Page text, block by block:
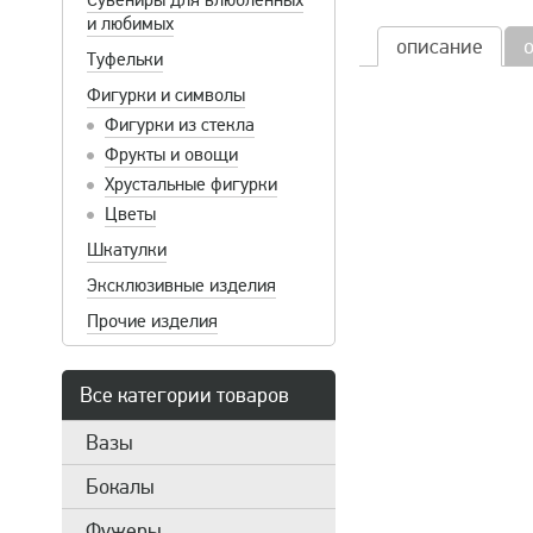
и любимых
Туфельки
Фигурки и символы
Фигурки из стекла
Фрукты и овощи
Хрустальные фигурки
Цветы
Шкатулки
Эксклюзивные изделия
Прочие изделия
Все категории товаров
Вазы
Бокалы
описание